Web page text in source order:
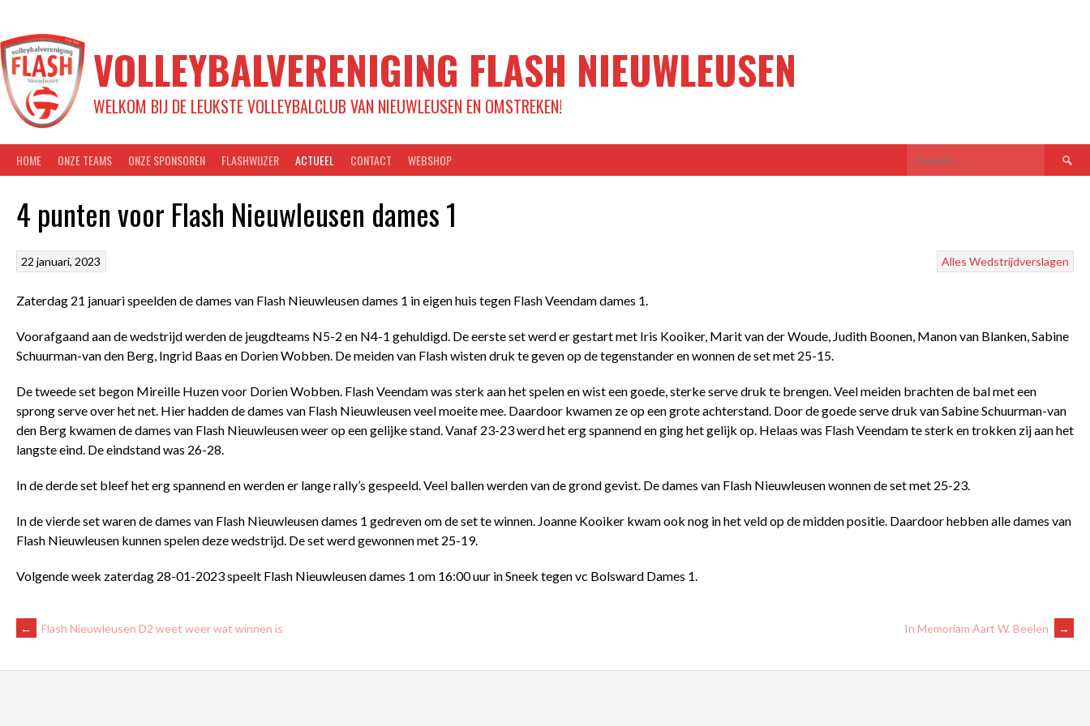
inhoud
VOLLEYBALVERENIGING FLASH NIEUWLEUSEN
WELKOM BIJ DE LEUKSTE VOLLEYBALCLUB VAN NIEUWLEUSEN EN OMSTREKEN!
HOME ONZE TEAMS ONZE SPONSOREN FLASHWIJZER ACTUEEL CONTACT WEBSHOP
Zoeken
naar:
4 punten voor Flash Nieuwleusen dames 1
Alles Wedstrijdverslagen
22 januari, 2023
Zaterdag 21 januari speelden de dames van Flash Nieuwleusen dames 1 in eigen huis tegen Flash Veendam dames 1.
Voorafgaand aan de wedstrijd werden de jeugdteams N5-2 en N4-1 gehuldigd. De eerste set werd er gestart met Iris Kooiker, Marit van der Woude, Judith Boonen, Manon van Blanken, Sabine
Schuurman-van den Berg, Ingrid Baas en Dorien Wobben. De meiden van Flash wisten druk te geven op de tegenstander en wonnen de set met 25-15.
De tweede set begon Mireille Huzen voor Dorien Wobben. Flash Veendam was sterk aan het spelen en wist een goede, sterke serve druk te brengen. Veel meiden brachten de bal met een
sprong serve over het net. Hier hadden de dames van Flash Nieuwleusen veel moeite mee. Daardoor kwamen ze op een grote achterstand. Door de goede serve druk van Sabine Schuurman-van
den Berg kwamen de dames van Flash Nieuwleusen weer op een gelijke stand. Vanaf 23-23 werd het erg spannend en ging het gelijk op. Helaas was Flash Veendam te sterk en trokken zij aan het
langste eind. De eindstand was 26-28.
In de derde set bleef het erg spannend en werden er lange rally’s gespeeld. Veel ballen werden van de grond gevist. De dames van Flash Nieuwleusen wonnen de set met 25-23.
In de vierde set waren de dames van Flash Nieuwleusen dames 1 gedreven om de set te winnen. Joanne Kooiker kwam ook nog in het veld op de midden positie. Daardoor hebben alle dames van
Flash Nieuwleusen kunnen spelen deze wedstrijd. De set werd gewonnen met 25-19.
Volgende week zaterdag 28-01-2023 speelt Flash Nieuwleusen dames 1 om 16:00 uur in Sneek tegen vc Bolsward Dames 1.
BERICHTNAVIGATIE
← Flash Nieuwleusen D2 weet weer wat winnen is In Memoriam Aart W. Beelen →